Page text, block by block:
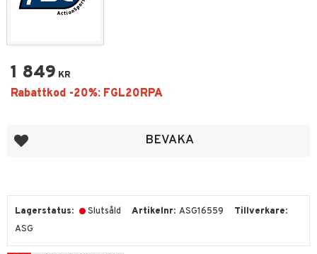
1 849 KR
Lägg till i favoriter BEVAKA
Lagerstatus Slutsåld Artikelnr ASG16559
Tillverkare
ASG